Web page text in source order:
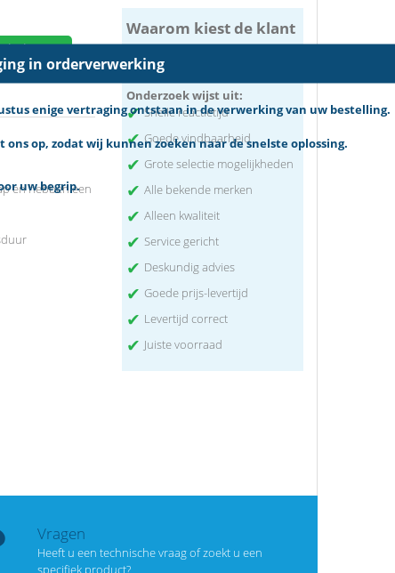
in orderverwerking
enige vertraging ontstaan in de verwerking van uw bestelling.
op, zodat wij kunnen zoeken naar de snelste oplossing.
uw begrip.
en hebben een
Waarom kiest de klant
voor pneumatiek.nl
Onderzoek wijst uit:
✔ Snelle reactietijd
✔ Goede vindbaarheid
✔ Grote selectie mogelijkheden
✔ Alle bekende merken
✔ Alleen kwaliteit
✔ Service gericht
✔ Deskundig advies
✔ Goede prijs-levertijd
✔ Levertijd correct
✔ Juiste voorraad
Vragen
Heeft u een technische vraag of zoekt u een
specifiek product?